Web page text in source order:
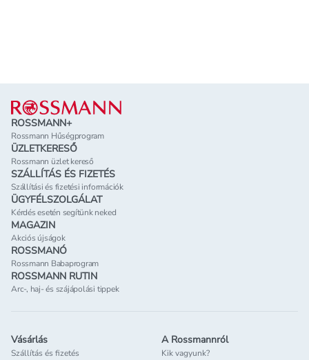
Lábléc
ROSSMANN+
Rossmann Hűségprogram
ÜZLETKERESŐ
Rossmann üzlet kereső
SZÁLLÍTÁS ÉS FIZETÉS
Szállítási és fizetési információk
ÜGYFÉLSZOLGÁLAT
Kérdés esetén segítünk neked
MAGAZIN
Akciós újságok
ROSSMANÓ
Rossmann Babaprogram
ROSSMANN RUTIN
Arc-, haj- és szájápolási tippek
Vásárlás
Szállítás és fizetés
A Rossmannról
Kik vagyunk?